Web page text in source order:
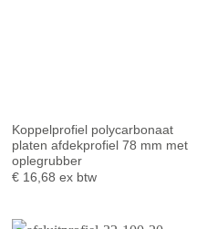
Koppelprofiel polycarbonaat
platen afdekprofiel 78 mm met
oplegrubber
€16,68 ex btw